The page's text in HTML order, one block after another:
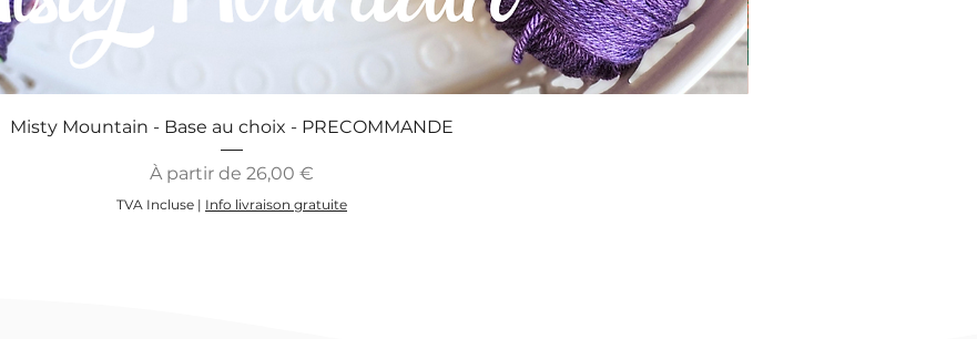
Misty Mountain - Base au choix - PRECOMMANDE
À partir de 26,00 €
Prix promotionnel
TVA Incluse | Info livraison gratuite